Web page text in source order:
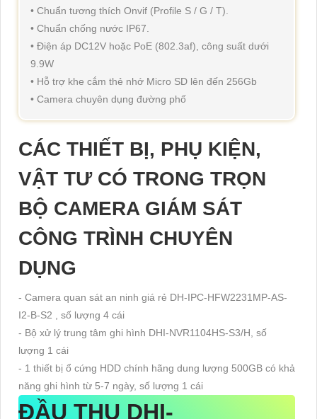
• Chuẩn tương thích Onvif (Profile S / G / T).
• Chuẩn chống nước IP67.
• Điện áp DC12V hoặc PoE (802.3af), công suất dưới
9.9W
• Hỗ trợ khe cắm thẻ nhớ Micro SD lên đến 256Gb
• Camera chuyên dụng đường phố
CÁC THIẾT BỊ, PHỤ KIỆN,
VẬT TƯ CÓ TRONG TRỌN
BỘ CAMERA GIÁM SÁT
CÔNG TRÌNH CHUYÊN
DỤNG
- Camera quan sát an ninh giá rẻ DH-IPC-HFW2231MP-AS-
I2-B-S2 , số lượng 4 cái
- Bộ xử lý trung tâm ghi hình DHI-NVR1104HS-S3/H, số
lượng 1 cái
- 1 thiết bị ổ cứng HDD chính hãng dung lượng 500GB có khả
năng ghi hình từ 5-7 ngày, số lượng 1 cái
ĐẦU THU DHI-